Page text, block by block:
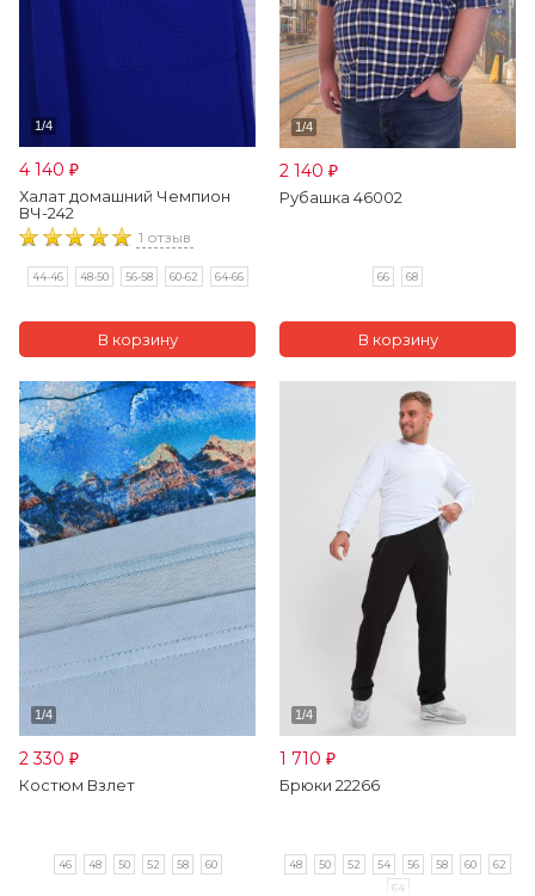
4 140 ₽
Халат домашний Чемпион
ВЧ-242
1 отзыв
44-46 48-50 56-58 60-62 64-66
2 140 ₽
Рубашка 46002
66 68
2 330 ₽
Костюм Взлет
46 48 50 52 58 60
1 710 ₽
Брюки 22266
48 50 52 54 56 58 60
62
64